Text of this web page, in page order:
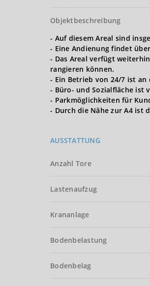
Objektbeschreibung
- Auf diesem Areal sind
- Eine Andienung findet
- Das Areal verfügt
rangieren können.
- Ein Betrieb von 24/7 ist an
- Büro- und Sozialfläche ist
- Parkmöglichkeiten für
- Durch die Nähe zur A4 ist
AUSSTATTUNG
Anzahl Tore
Lastenaufzug
Krananlage
Bodenbelastung
Bodenbelag